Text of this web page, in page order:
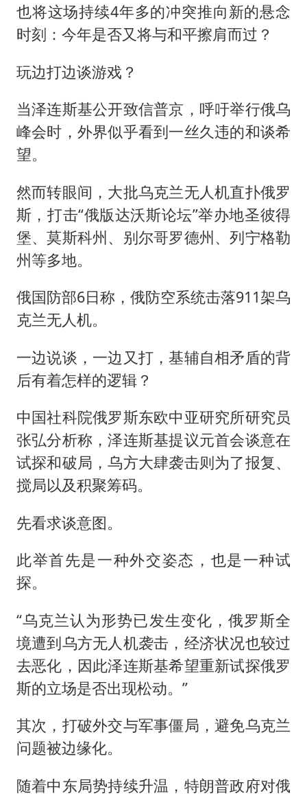
也将这场持续4年多的冲突推向新的悬念
时刻：今年是否又将与和平擦肩而过？
玩边打边谈游戏？
当泽连斯基公开致信普京，呼吁举行俄乌
峰会时，外界似乎看到一丝久违的和谈希
望。
然而转眼间，大批乌克兰无人机直扑俄罗
斯，打击“俄版达沃斯论坛”举办地圣彼得
堡、莫斯科州、别尔哥罗德州、列宁格勒
州等多地。
俄国防部6日称，俄防空系统击落911架乌
克兰无人机。
一边说谈，一边又打，基辅自相矛盾的背
后有着怎样的逻辑？
中国社科院俄罗斯东欧中亚研究所研究员
张弘分析称，泽连斯基提议元首会谈意在
试探和破局，乌方大肆袭击则为了报复、
搅局以及积聚筹码。
先看求谈意图。
此举首先是一种外交姿态，也是一种试
探。
“乌克兰认为形势已发生变化，俄罗斯全
境遭到乌方无人机袭击，经济状况也较过
去恶化，因此泽连斯基希望重新试探俄罗
斯的立场是否出现松动。”
其次，打破外交与军事僵局，避免乌克兰
问题被边缘化。
随着中东局势持续升温，特朗普政府对俄